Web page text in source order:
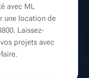
avec ML
une location de
Laissez-
projets avec